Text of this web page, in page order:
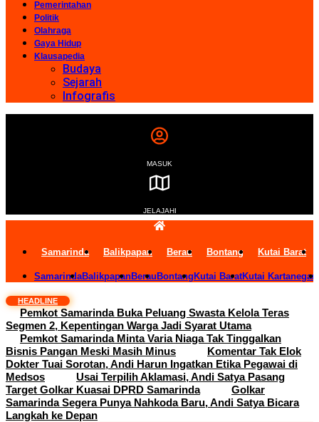
Pemerintahan
Politik
Olahraga
Gaya Hidup
Klausapedia
Budaya
Sejarah
Infografis
MASUK
JELAJAHI
Samarinda Balikpapan Berau Bontang Kutai Barat
SamarindaBalikpapanBerau Bontang Kutai BaratKutai
HEADLINE
Pemkot Samarinda Buka Peluang Swasta Kelola Teras
Segmen 2, Kepentingan Warga Jadi Syarat Utama
Pemkot Samarinda Minta Varia Niaga Tak Tinggalkan
Bisnis Pangan Meski Masih Minus
Komentar Tak Elok
Dokter Tuai Sorotan, Andi Harun Ingatkan Etika Pegawai di
Medsos
Usai Terpilih Aklamasi, Andi Satya Pasang
Target Golkar Kuasai DPRD Samarinda
Golkar
Samarinda Segera Punya Nahkoda Baru, Andi Satya Bicara
Langkah ke Depan